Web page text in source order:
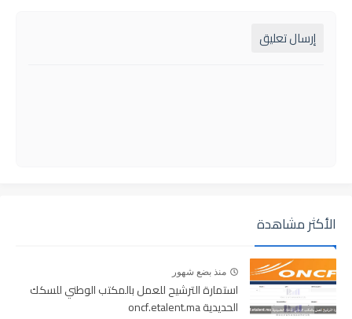
إرسال تعليق
الأكثر مشاهدة
منذ بضع شهور
استمارة الترشيح للعمل بالمكتب الوطني للسكك
الحديدية oncf.etalent.ma